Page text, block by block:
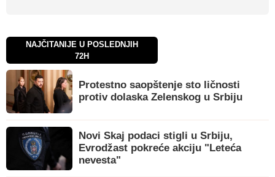
NAJČITANIJE U POSLEDNJIH
72H
Protestno saopštenje sto ličnosti
protiv dolaska Zelenskog u Srbiju
Novi Skaj podaci stigli u Srbiju,
Evrodžast pokreće akciju "Leteća
nevesta"